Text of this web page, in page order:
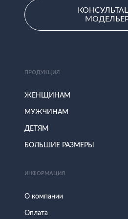
ПРОДУКЦИЯ
ЖЕНЩИНАМ
МУЖЧИНАМ
ДЕТЯМ
БОЛЬШИЕ РАЗМЕРЫ
ИНФОРМАЦИЯ
О компании
Оплата